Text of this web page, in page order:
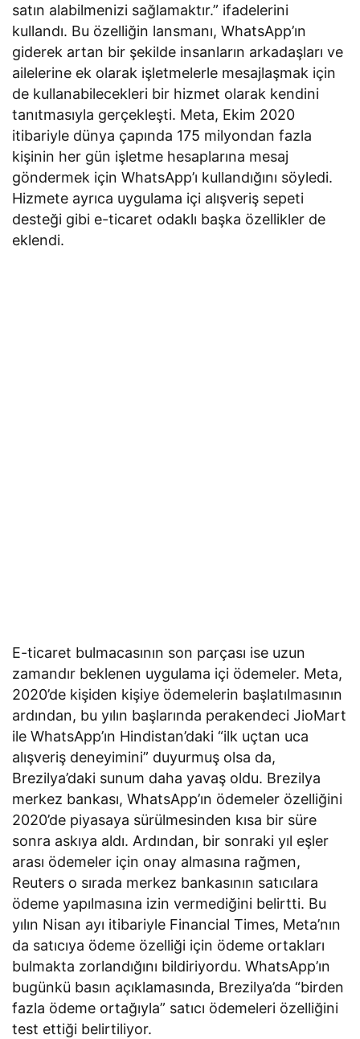
satın alabilmenizi sağlamaktır.” ifadelerini
kullandı. Bu özelliğin lansmanı, WhatsApp’ın
giderek artan bir şekilde insanların arkadaşları ve
ailelerine ek olarak işletmelerle mesajlaşmak için
de kullanabilecekleri bir hizmet olarak kendini
tanıtmasıyla gerçekleşti. Meta, Ekim 2020
itibariyle dünya çapında 175 milyondan fazla
kişinin her gün işletme hesaplarına mesaj
göndermek için WhatsApp’ı kullandığını söyledi.
Hizmete ayrıca uygulama içi alışveriş sepeti
desteği gibi e-ticaret odaklı başka özellikler de
eklendi.
E-ticaret bulmacasının son parçası ise uzun
zamandır beklenen uygulama içi ödemeler. Meta,
2020’de kişiden kişiye ödemelerin başlatılmasının
ardından, bu yılın başlarında perakendeci JioMart
ile WhatsApp’ın Hindistan’daki “ilk uçtan uca
alışveriş deneyimini” duyurmuş olsa da,
Brezilya’daki sunum daha yavaş oldu. Brezilya
merkez bankası, WhatsApp’ın ödemeler özelliğini
2020’de piyasaya sürülmesinden kısa bir süre
sonra askıya aldı. Ardından, bir sonraki yıl eşler
arası ödemeler için onay almasına rağmen,
Reuters o sırada merkez bankasının satıcılara
ödeme yapılmasına izin vermediğini belirtti. Bu
yılın Nisan ayı itibariyle Financial Times, Meta’nın
da satıcıya ödeme özelliği için ödeme ortakları
bulmakta zorlandığını bildiriyordu. WhatsApp’ın
bugünkü basın açıklamasında, Brezilya’da “birden
fazla ödeme ortağıyla” satıcı ödemeleri özelliğini
test ettiği belirtiliyor.